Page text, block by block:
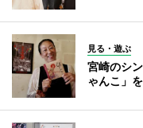
見る・遊ぶ
宮崎のシ
ゃんこ」